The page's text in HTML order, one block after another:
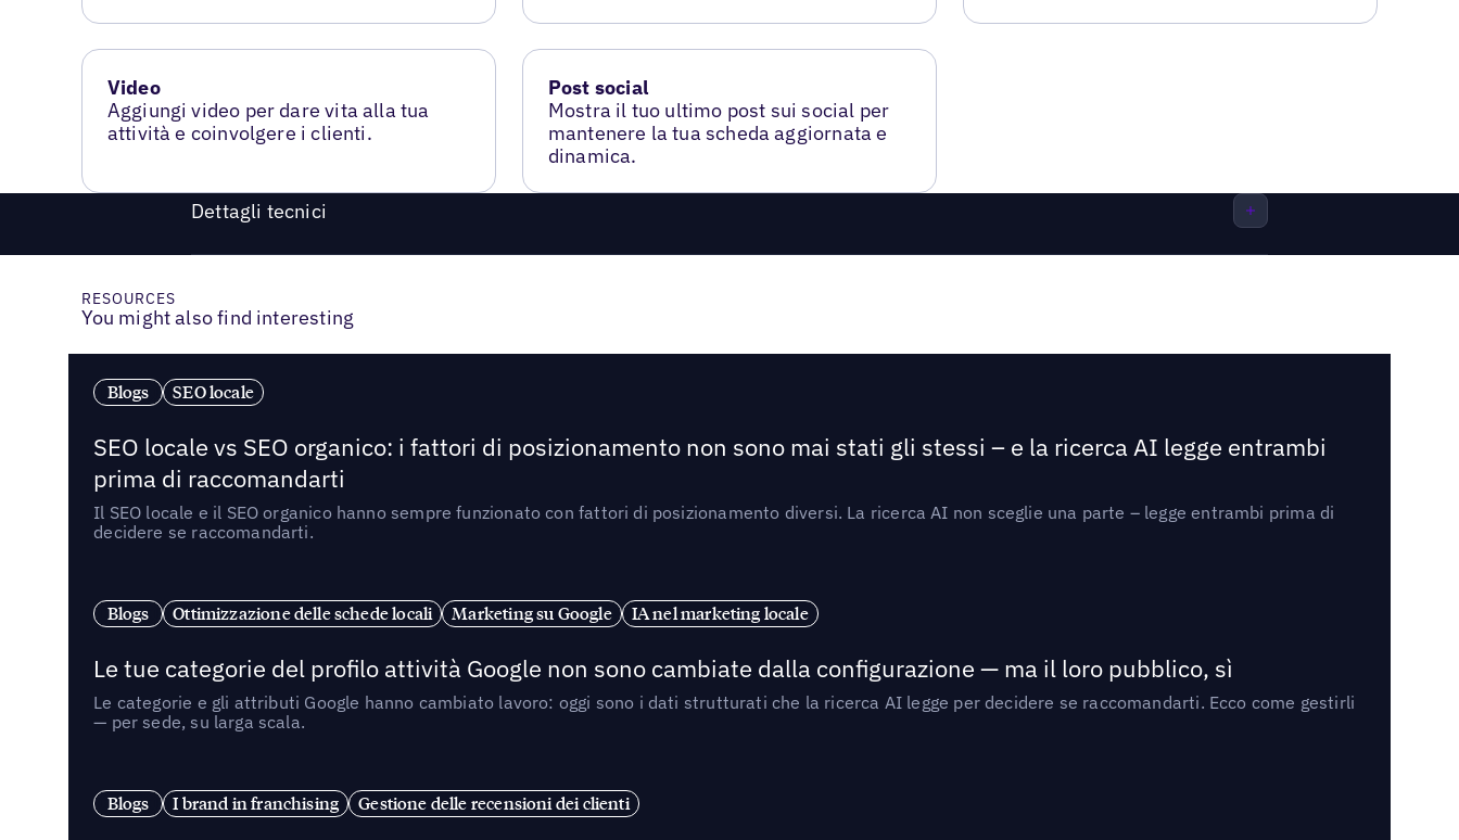
Video
Aggiungi video per dare vita alla tua
attività e coinvolgere i clienti.
Post social
Mostra il tuo ultimo post sui social per
mantenere la tua scheda aggiornata e
dinamica.
Dettagli tecnici
RESOURCES
You might also find interesting
Blogs SEO locale
SEO locale vs SEO organico: i fattori di posizionamento non sono mai stati gli stessi – e la ricerca AI legge entrambi
prima di raccomandarti
Il SEO locale e il SEO organico hanno sempre funzionato con fattori di posizionamento diversi. La ricerca AI non sceglie una parte – legge entrambi prima di
decidere se raccomandarti.
Blogs Ottimizzazione delle schede locali Marketing su Google IA nel marketing locale
Le tue categorie del profilo attività Google non sono cambiate dalla configurazione — ma il loro pubblico, sì
Le categorie e gli attributi Google hanno cambiato lavoro: oggi sono i dati strutturati che la ricerca AI legge per decidere se raccomandarti. Ecco come gestirli
— per sede, su larga scala.
Blogs I brand in franchising Gestione delle recensioni dei clienti